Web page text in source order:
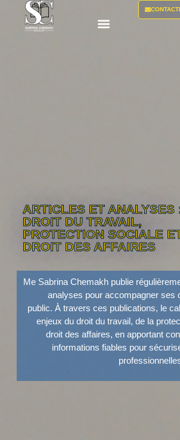
ARTICLES ET ANALYSES
DROIT DU TRAVAIL,
PROTECTION SOCIALE
DROIT DES AFFAIRES
Me Sabrina Chemakh publie
analyses pour accompagner ses
public. À travers ces publications, le
enjeux du droit du travail, de la
droit des affaires, en apportant
informations fiables pour